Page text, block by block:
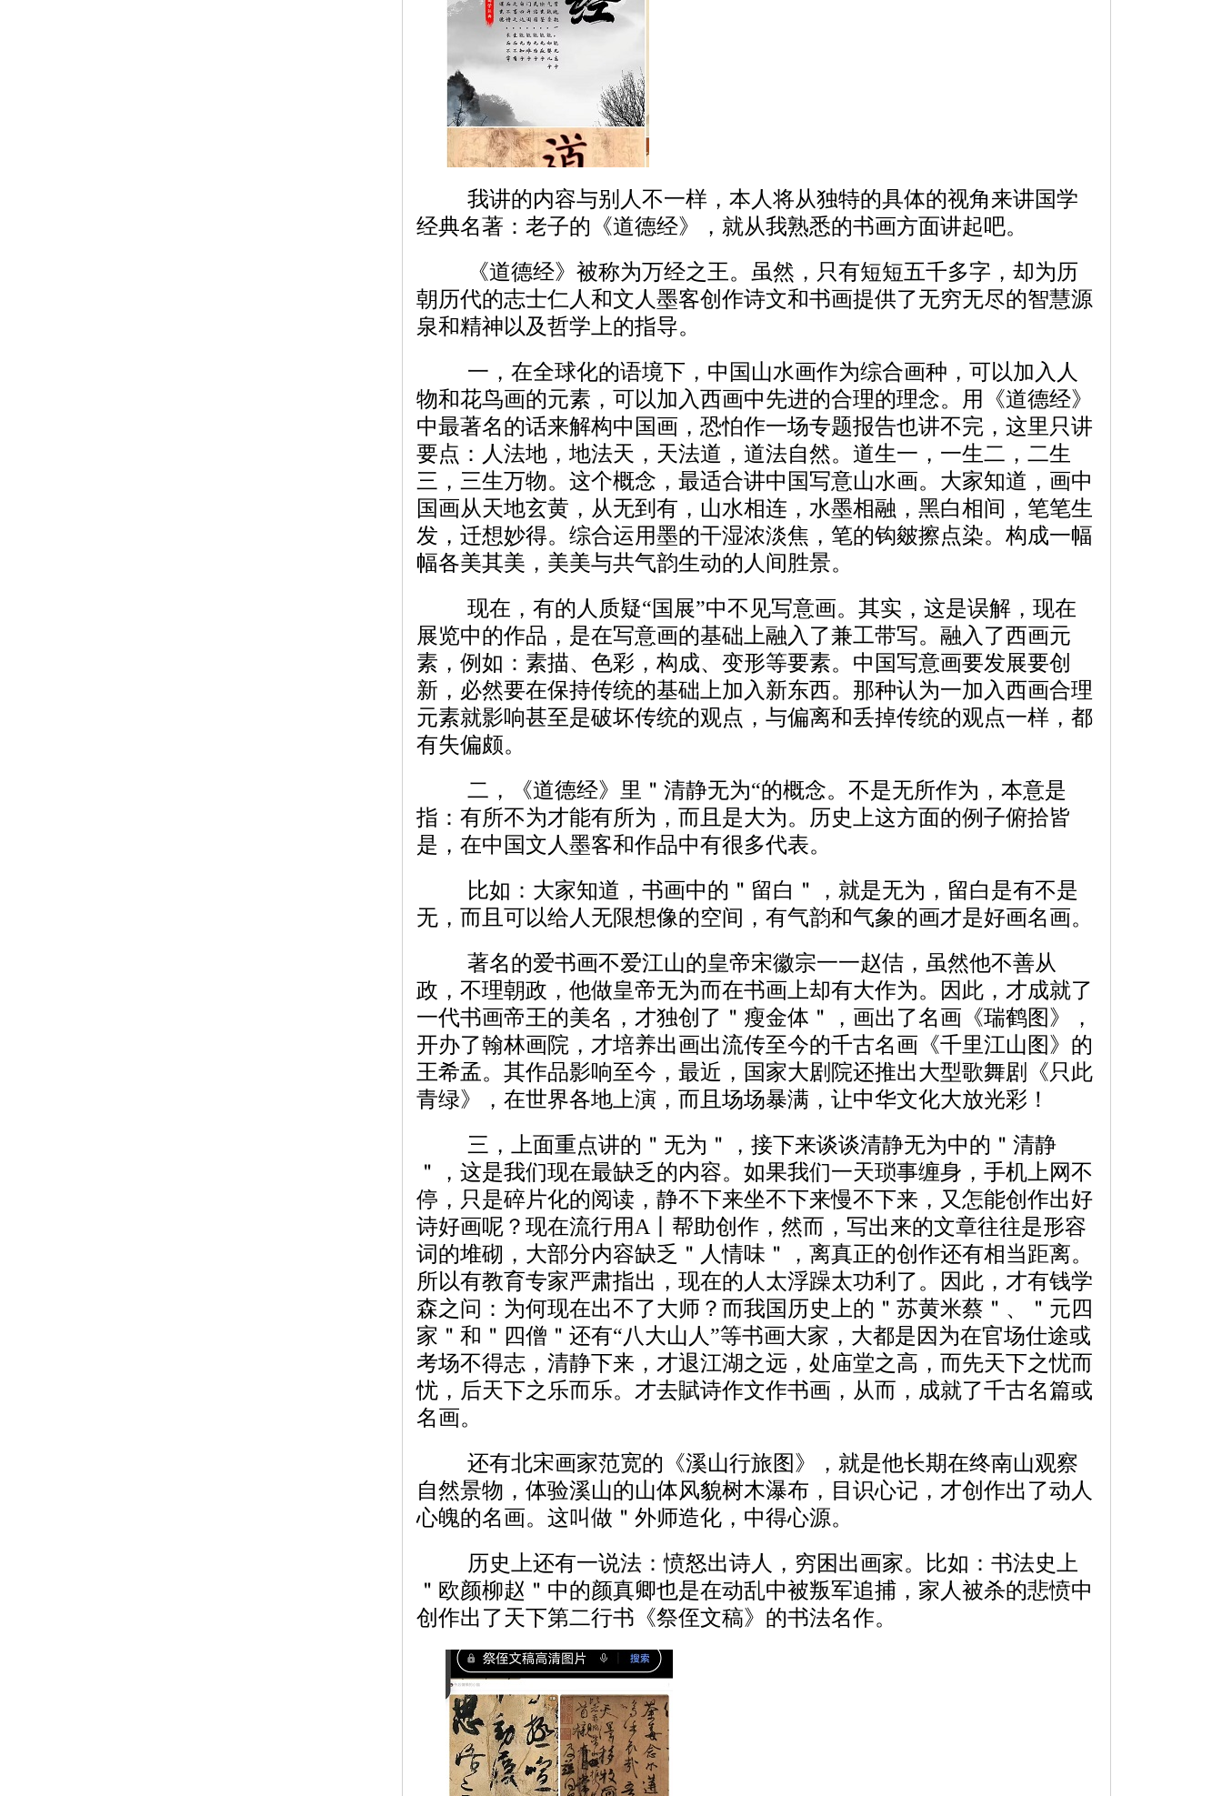
我讲的内容与别人不一样，本人将从独特的具体的视角来讲国学
经典名著：老子的《道德经》，就从我熟悉的书画方面讲起吧。
《道德经》被称为万经之王。虽然，只有短短五千多字，却为历
朝历代的志士仁人和文人墨客创作诗文和书画提供了无穷无尽的智慧源
泉和精神以及哲学上的指导。
一，在全球化的语境下，中国山水画作为综合画种，可以加入人
物和花鸟画的元素，可以加入西画中先进的合理的理念。用《道德经》
中最著名的话来解构中国画，恐怕作一场专题报告也讲不完，这里只讲
要点：人法地，地法天，天法道，道法自然。道生一，一生二，二生
三，三生万物。这个概念，最适合讲中国写意山水画。大家知道，画中
国画从天地玄黄，从无到有，山水相连，水墨相融，黑白相间，笔笔生
发，迁想妙得。综合运用墨的干湿浓淡焦，笔的钩皴擦点染。构成一幅
幅各美其美，美美与共气韵生动的人间胜景。
现在，有的人质疑“国展”中不见写意画。其实，这是误解，现在
展览中的作品，是在写意画的基础上融入了兼工带写。融入了西画元
素，例如：素描、色彩，构成、变形等要素。中国写意画要发展要创
新，必然要在保持传统的基础上加入新东西。那种认为一加入西画合理
元素就影响甚至是破坏传统的观点，与偏离和丢掉传统的观点一样，都
有失偏颇。
二，《道德经》里＂清静无为“的概念。不是无所作为，本意是
指：有所不为才能有所为，而且是大为。历史上这方面的例子俯拾皆
是，在中国文人墨客和作品中有很多代表。
比如：大家知道，书画中的＂留白＂，就是无为，留白是有不是
无，而且可以给人无限想像的空间，有气韵和气象的画才是好画名画。
著名的爱书画不爱江山的皇帝宋徽宗一一赵佶，虽然他不善从
政，不理朝政，他做皇帝无为而在书画上却有大作为。因此，才成就了
一代书画帝王的美名，才独创了＂瘦金体＂，画出了名画《瑞鹤图》，
开办了翰林画院，才培养出画出流传至今的千古名画《千里江山图》的
王希孟。其作品影响至今，最近，国家大剧院还推出大型歌舞剧《只此
青绿》，在世界各地上演，而且场场暴满，让中华文化大放光彩！
三，上面重点讲的＂无为＂，接下来谈谈清静无为中的＂清静
＂，这是我们现在最缺乏的内容。如果我们一天琐事缠身，手机上网不
停，只是碎片化的阅读，静不下来坐不下来慢不下来，又怎能创作出好
诗好画呢？现在流行用A丨帮助创作，然而，写出来的文章往往是形容
词的堆砌，大部分内容缺乏＂人情味＂，离真正的创作还有相当距离。
所以有教育专家严肃指出，现在的人太浮躁太功利了。因此，才有钱学
森之问：为何现在出不了大师？而我国历史上的＂苏黄米蔡＂、＂元四
家＂和＂四僧＂还有“八大山人”等书画大家，大都是因为在官场仕途或
考场不得志，清静下来，才退江湖之远，处庙堂之高，而先天下之忧而
忧，后天下之乐而乐。才去賦诗作文作书画，从而，成就了千古名篇或
名画。
还有北宋画家范宽的《溪山行旅图》，就是他长期在终南山观察
自然景物，体验溪山的山体风貌树木瀑布，目识心记，才创作出了动人
心魄的名画。这叫做＂外师造化，中得心源。
历史上还有一说法：愤怒出诗人，穷困出画家。比如：书法史上
＂欧颜柳赵＂中的颜真卿也是在动乱中被叛军追捕，家人被杀的悲愤中
创作出了天下第二行书《祭侄文稿》的书法名作。